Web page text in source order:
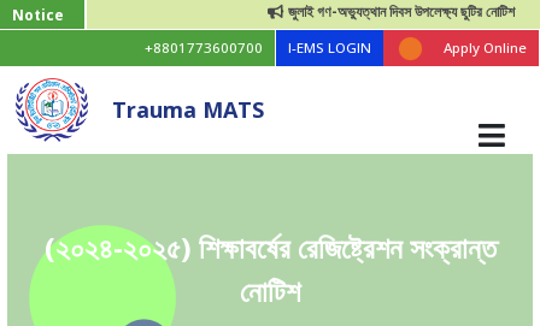
Notice জুলাই গণ-অভ্যুত্থান দিবস উপলেক্ষ্য ছুটির নোটিশ
+8801773600700 I-EMS LOGIN Apply Online
Trauma MATS
(২০২৪-২০২৫) শিক্ষাবর্ষের রেজিষ্ট্রেশন সংক্রান্ত
নোটিশ